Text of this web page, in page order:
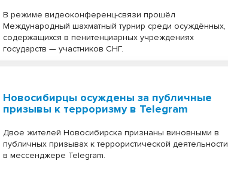
В режиме видеоконференц-связи прошёл
Международный шахматный турнир среди осуждённых,
содержащихся в пенитенциарных учреждениях
государств — участников СНГ.
Новосибирцы осуждены за публичные
призывы к терроризму в Telegram
Двое жителей Новосибирска признаны виновными в
публичных призывах к террористической деятельности
в мессенджере Telegram.